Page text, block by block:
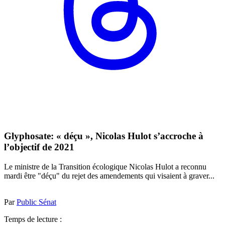
Glyphosate: « déçu », Nicolas Hulot s’accroche à
l’objectif de 2021
Le ministre de la Transition écologique Nicolas Hulot a reconnu
mardi être "déçu" du rejet des amendements qui visaient à graver...
ParPublic Sénat
Temps de lecture :